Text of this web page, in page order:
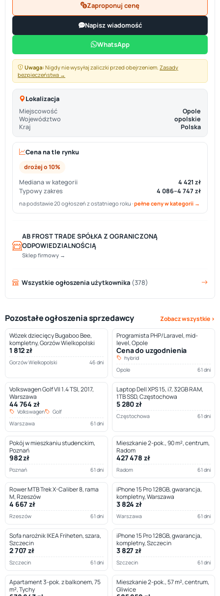
Zaproponuj cenę
Napisz wiadomość
WhatsApp
Uwaga: Nigdy nie wysyłaj zaliczki przed obejrzeniem. Zasady
bezpieczeństwa →
Lokalizacja
Miejscowość
Opole
Województwo
opolskie
Kraj
Polska
Cena na tle rynku
drożej o 10%
Mediana w kategorii
4 421 zł
Typowy zakres
4 086–4 747 zł
na podstawie 20 ogłoszeń z ostatniego roku ·pełne ceny w kategorii →
AB FROST TRADE SPÓŁKA Z OGRANICZONĄ
ODPOWIEDZIALNOŚCIĄ
Sklep firmowy →
Wszystkie ogłoszenia użytkownika (378)
Pozostałe ogłoszenia sprzedawcy
Zobacz wszystkie ›
Wózek dziecięcy Bugaboo Bee,
kompletny, Gorzów Wielkopolski
1 812 zł
Gorzów Wielkopolski 46 dni
Programista PHP/Laravel, mid-
level, Opole
Cena do uzgodnienia
hybrid
Opole
61 dni
Volkswagen Golf VII 1.4 TSI, 2017,
Warszawa
44 764 zł
Volkswagen
Golf
Warszawa
61 dni
Laptop Dell XPS 15, i7, 32GB RAM,
1TB SSD, Częstochowa
5 280 zł
Częstochowa 61 dni
Pokój w mieszkaniu studenckim,
Poznań
982 zł
Poznań 61 dni
Mieszkanie 2-pok., 90 m², centrum,
Radom
427 478 zł
Radom 61 dni
Rower MTB Trek X-Caliber 8, rama
M, Rzeszów
4 667 zł
Rzeszów 61 dni
iPhone 15 Pro 128GB, gwarancja,
kompletny, Warszawa
3 824 zł
Warszawa 61 dni
Sofa narożnik IKEA Friheten, szara,
Szczecin
2 707 zł
Szczecin 61 dni
iPhone 15 Pro 128GB, gwarancja,
kompletny, Szczecin
3 827 zł
Szczecin 61 dni
Apartament 3-pok. z balkonem, 75
m², Tychy
Mieszkanie 2-pok., 57 m², centrum,
Gliwice